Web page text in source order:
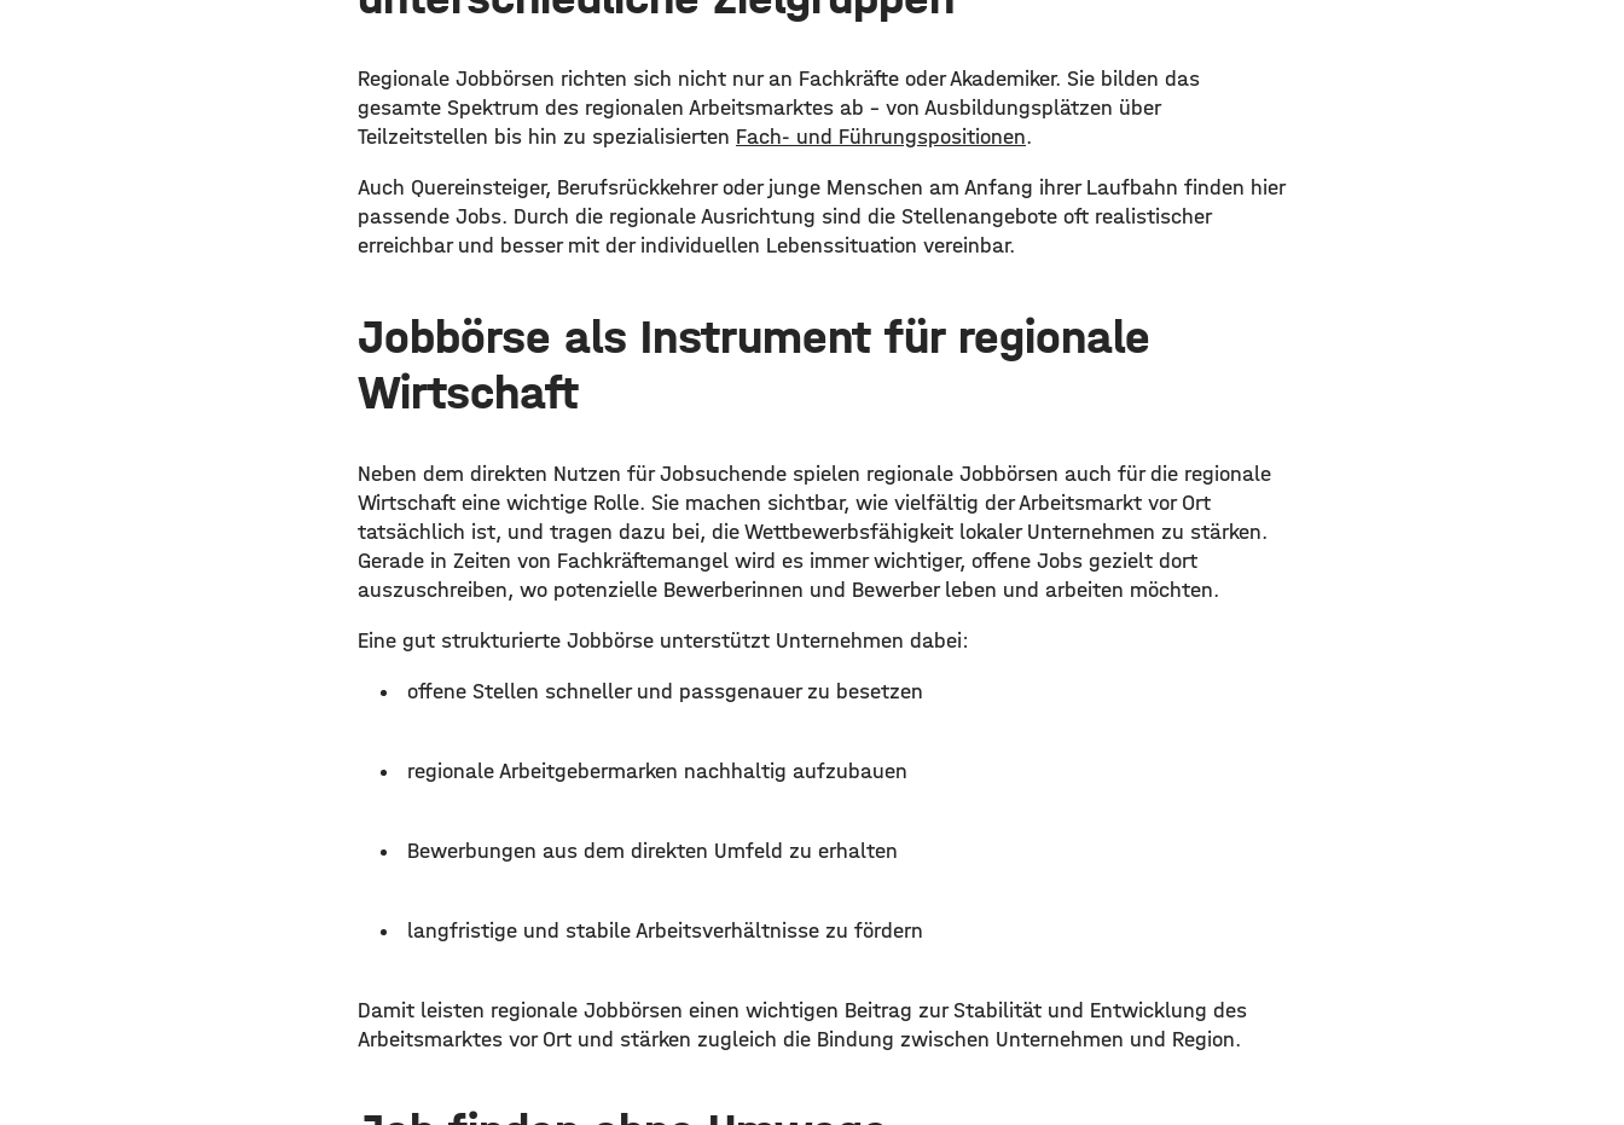
Regionale Jobbörsen richten sich nicht nur an Fachkräfte oder Akademiker. Sie bilden das
gesamte Spektrum des regionalen Arbeitsmarktes ab – von Ausbildungsplätzen über
Teilzeitstellen bis hin zu spezialisierten Fach- und Führungspositionen.
Auch Quereinsteiger, Berufsrückkehrer oder junge Menschen am Anfang ihrer Laufbahn finden hier
passende Jobs. Durch die regionale Ausrichtung sind die Stellenangebote oft realistischer
erreichbar und besser mit der individuellen Lebenssituation vereinbar.
Jobbörse als Instrument für regionale
Wirtschaft
Neben dem direkten Nutzen für Jobsuchende spielen regionale Jobbörsen auch für die regionale
Wirtschaft eine wichtige Rolle. Sie machen sichtbar, wie vielfältig der Arbeitsmarkt vor Ort
tatsächlich ist, und tragen dazu bei, die Wettbewerbsfähigkeit lokaler Unternehmen zu stärken.
Gerade in Zeiten von Fachkräftemangel wird es immer wichtiger, offene Jobs gezielt dort
auszuschreiben, wo potenzielle Bewerberinnen und Bewerber leben und arbeiten möchten.
Eine gut strukturierte Jobbörse unterstützt Unternehmen dabei:
offene Stellen schneller und passgenauer zu besetzen
regionale Arbeitgebermarken nachhaltig aufzubauen
Bewerbungen aus dem direkten Umfeld zu erhalten
langfristige und stabile Arbeitsverhältnisse zu fördern
Damit leisten regionale Jobbörsen einen wichtigen Beitrag zur Stabilität und Entwicklung des
Arbeitsmarktes vor Ort und stärken zugleich die Bindung zwischen Unternehmen und Region.